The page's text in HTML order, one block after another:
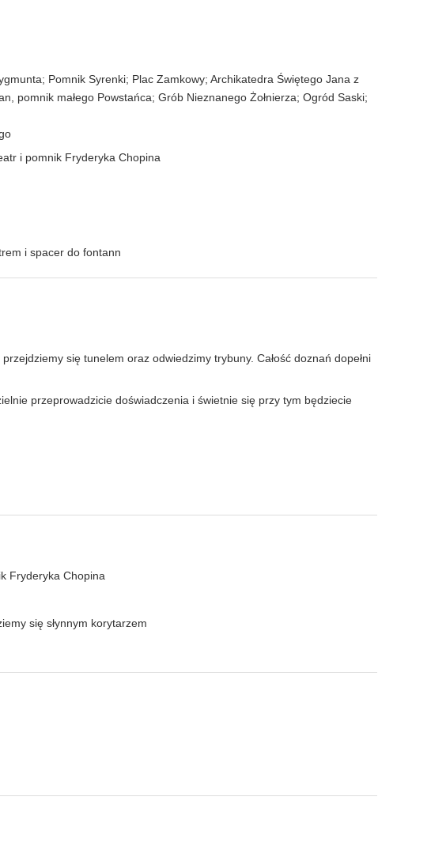
Pomnik Syrenki; Plac Zamkowy; Archikatedra Świętego Jana z
pomnik małego Powstańca; Grób Nieznanego Żołnierza; Ogród Saski;
i pomnik Fryderyka Chopina
i spacer do fontann
się tunelem oraz odwiedzimy trybuny. Całość doznań dopełni
przeprowadzicie doświadczenia i świetnie się przy tym będziecie
Fryderyka Chopina
się słynnym korytarzem